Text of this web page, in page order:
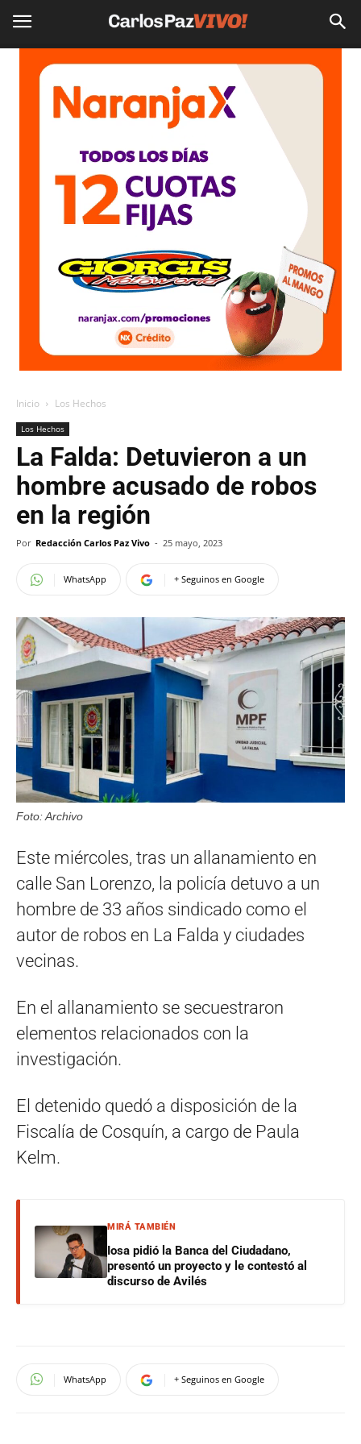
Inicio Los Hechos
Los Hechos
La Falda: Detuvieron a un
hombre acusado de robos
en la región
Por Redacción Carlos Paz Vivo - 25 mayo, 2023
WhatsApp + Seguinos en Google
Foto: Archivo
Este miércoles, tras un allanamiento en
calle San Lorenzo, la policía detuvo a un
hombre de 33 años sindicado como el
autor de robos en La Falda y ciudades
vecinas.
En el allanamiento se secuestraron
elementos relacionados con la
investigación.
El detenido quedó a disposición de la
Fiscalía de Cosquín, a cargo de Paula
Kelm.
MIRÁ TAMBIÉN
Iosa pidió la Banca del Ciudadano,
presentó un proyecto y le contestó al
discurso de Avilés
WhatsApp + Seguinos en Google